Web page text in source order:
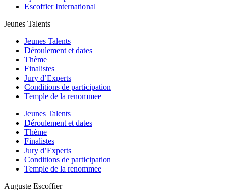
Escoffier International
Jeunes Talents
Jeunes Talents
Déroulement et dates
Thème
Finalistes
Jury d’Experts
Conditions de participation
Temple de la renommee
Jeunes Talents
Déroulement et dates
Thème
Finalistes
Jury d’Experts
Conditions de participation
Temple de la renommee
Auguste Escoffier